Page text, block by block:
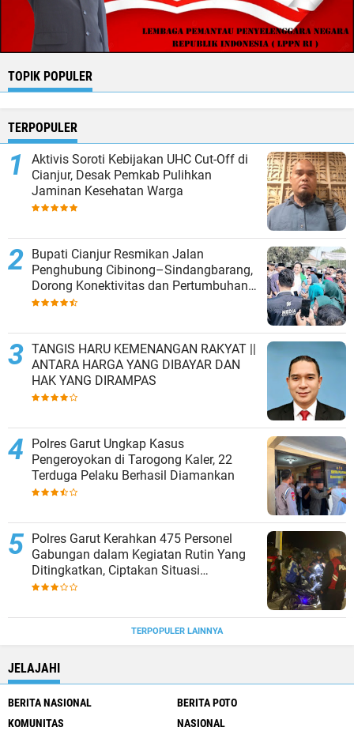
TOPIK POPULER
TERPOPULER
Aktivis Soroti Kebijakan UHC Cut-Off di
Cianjur, Desak Pemkab Pulihkan
Jaminan Kesehatan Warga
Bupati Cianjur Resmikan Jalan
Penghubung Cibinong–Sindangbarang,
Dorong Konektivitas dan Pertumbuhan
Ekonomi Cianjur Selatan
TANGIS HARU KEMENANGAN RAKYAT ||
ANTARA HARGA YANG DIBAYAR DAN
HAK YANG DIRAMPAS
Polres Garut Ungkap Kasus
Pengeroyokan di Tarogong Kaler, 22
Terduga Pelaku Berhasil Diamankan
Polres Garut Kerahkan 475 Personel
Gabungan dalam Kegiatan Rutin Yang
Ditingkatkan, Ciptakan Situasi
Kamtibmas Tetap Aman dan Kondusif
TERPOPULER LAINNYA
JELAJAHI
BERITA NASIONAL
BERITA POTO
KOMUNITAS
NASIONAL